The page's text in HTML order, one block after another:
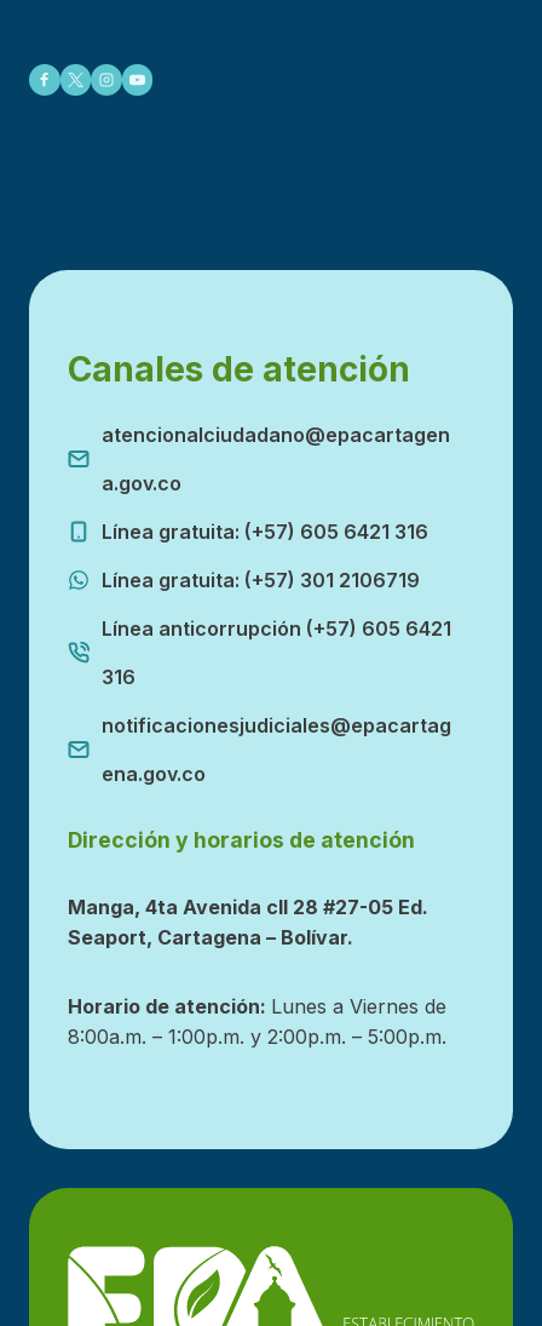
Canales de atención
atencionalciudadano@epacartagen
a.gov.co
Línea gratuita: (+57) 605 6421 316
Línea gratuita: (+57) 301 2106719
Línea anticorrupción (+57) 605 6421
316
notificacionesjudiciales@epacartag
ena.gov.co
Dirección y horarios de atención
Manga, 4ta Avenida cll 28 #27-05 Ed.
Seaport, Cartagena – Bolívar.
Horario de atención: Lunes a Viernes de
8:00a.m. – 1:00p.m. y 2:00p.m. – 5:00p.m.